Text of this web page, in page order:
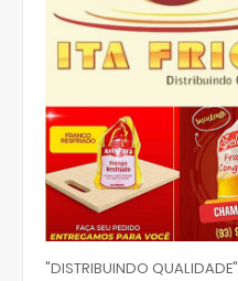
"DISTRIBUINDO QUALIDADE"